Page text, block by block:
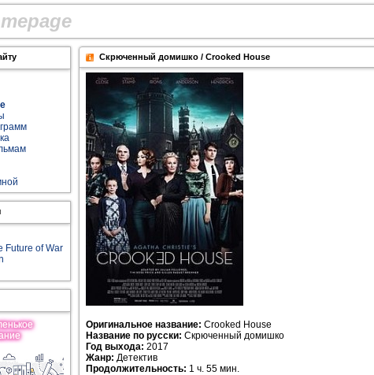
mepage
Future of War
Скрюченный домишко / Crooked House
Оригинальное название: Crooked House
Название по русски: Скрюченный домишко
Год выхода: 2017
Жанр: Детектив
Продолжительность: 1 ч. 55 мин.